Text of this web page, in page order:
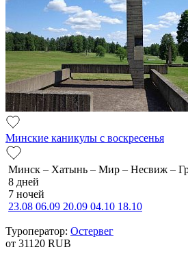
Минские каникулы с воскресенья
Минск – Хатынь – Мир – Несвиж –
8 дней
7 ночей
23.08 06.09 20.09 04.10 18.10
Туроператор: Остервег
от 31120 RUB